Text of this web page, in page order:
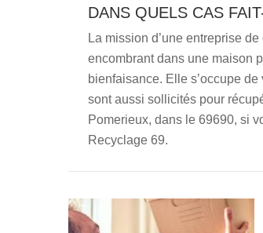
DANS QUELS CAS
La mission d’une entreprise
encombrant dans une maison
bienfaisance. Elle s’occupe
sont aussi sollicités pour
Pomerieux, dans le 69690, si
Recyclage 69.